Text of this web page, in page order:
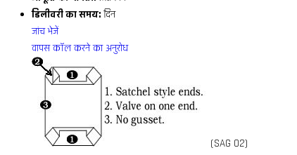
डिलीवरी का समय: दिन
जांच भेजें
वापस कॉल करने का अनुरोध
(SAG 02)